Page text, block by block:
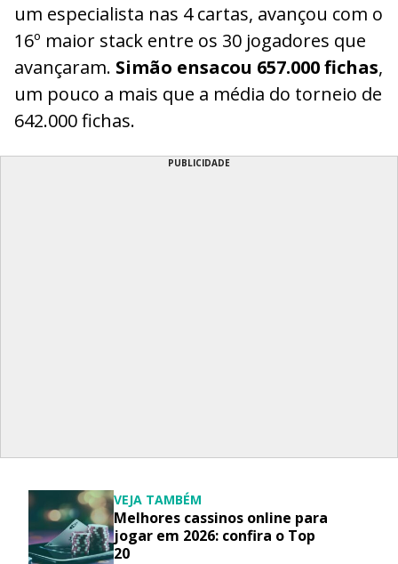
um especialista nas 4 cartas, avançou com o
16º maior stack entre os 30 jogadores que
avançaram. Simão ensacou 657.000 fichas,
um pouco a mais que a média do torneio de
642.000 fichas.
PUBLICIDADE
VEJA TAMBÉM
Melhores cassinos online para
jogar em 2026: confira o Top
20